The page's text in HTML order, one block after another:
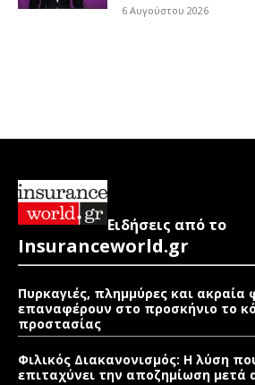
6 Αυγούστου 2026
Ειδήσεις από το
Insuranceworld.gr
Πυρκαγιές, πλημμύρες και ακραία
επαναφέρουν στο προσκήνιο το
προστασίας
Φιλικός Διακανονισμός: Η λύση
επιταχύνει την αποζημίωση μετά